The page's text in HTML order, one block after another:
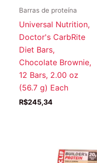
Barras de proteína
Universal Nutrition,
Doctor's CarbRite
Diet Bars,
Chocolate Brownie,
12 Bars, 2.00 oz
(56.7 g) Each
R$245,34